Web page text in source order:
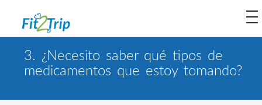
3. ¿Necesito saber qué tipos de
medicamentos que estoy tomando?